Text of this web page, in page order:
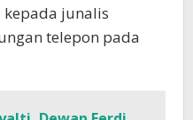
kepada junalis
telepon pada